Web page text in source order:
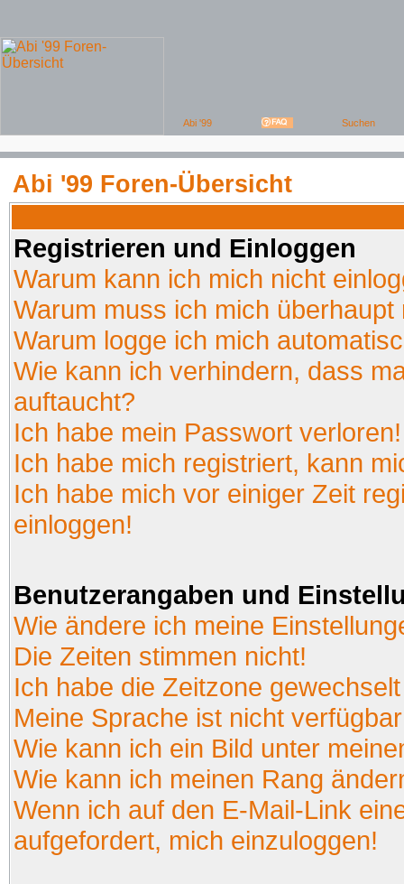
Abi '99 Foren-Übersicht
Registrieren und Einloggen
Warum kann ich mich nicht
Warum muss ich mich überhaupt
Warum logge ich mich
Wie kann ich verhindern, dass
auftaucht?
Ich habe mein Passwort verloren!
Ich habe mich registriert, kann
Ich habe mich vor einiger Zeit
einloggen!
Benutzerangaben und
Wie ändere ich meine
Die Zeiten stimmen nicht!
Ich habe die Zeitzone
Meine Sprache ist nicht
Wie kann ich ein Bild unter
Wie kann ich meinen Rang
Wenn ich auf den E-Mail-Link
aufgefordert, mich einzuloggen!